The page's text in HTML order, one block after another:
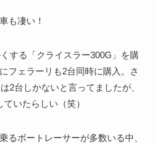
も凄い！
する「クライスラー300G」を購
フェラーリも2台同時に購入。さ
2台しかないと言ってましたが、
いたらしい（笑）
るボートレーサーが多数いる中、